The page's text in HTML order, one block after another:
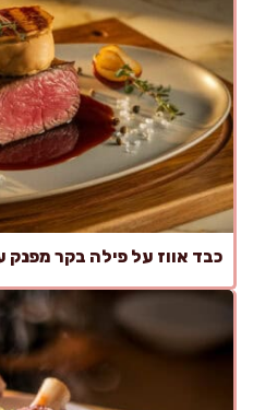
כבד אווז על פילה בקר מפנק